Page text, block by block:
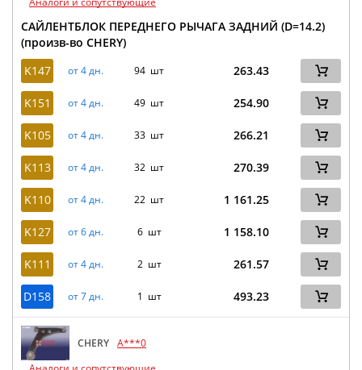
САЙЛЕНТБЛОК ПЕРЕДНЕГО РЫЧАГА ЗАДНИЙ (D=14.2)
(произв-во CHERY)
K147
от 4 дн. 94 шт 263.43
K151 от 4 дн. 49 шт 254.90
K105 от 4 дн. 33 шт 266.21
K113 от 4 дн. 32 шт 270.39
K110 от 4 дн. 22 шт 1 161.25
K127 от 6 дн. 6 шт 1 158.10
K111 от 4 дн. 2 шт 261.57
D158 от 7 дн. 1 шт 493.23
CHERY A***0